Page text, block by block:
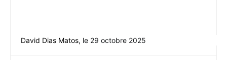
David Dias Matos, le 29 octobre 2025